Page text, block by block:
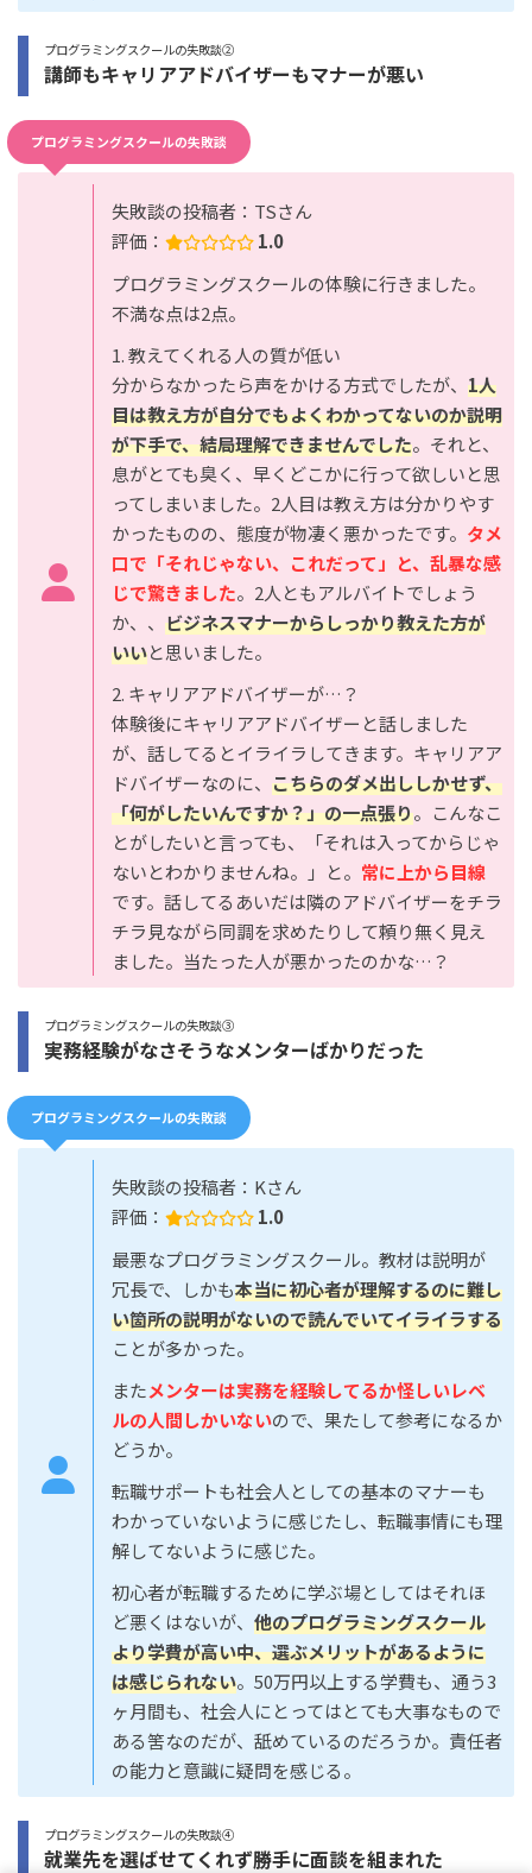
プログラミングスクールの失敗談②
講師もキャリアアドバイザーもマナーが悪い
プログラミングスクールの失敗談
失敗談の投稿者：TSさん
評価：
1.0
プログラミングスクールの体験に行きました。
不満な点は2点。
1. 教えてくれる人の質が低い
分からなかったら声をかける方式でしたが、 1人
目は教え方が自分でもよくわかってないのか説明
が下手で、結局理解できませんでした。それと、
息がとても臭く、早くどこかに行って欲しいと思
ってしまいました。2人目は教え方は分かりやす
かったものの、態度が物凄く悪かったです。 タメ
口で「それじゃない、これだって」と、乱暴な感
じで驚きました。2人ともアルバイトでしょう
か、、 ビジネスマナーからしっかり教えた方が
いいと思いました。
2. キャリアアドバイザーが…？
体験後にキャリアアドバイザーと話しました
が、話してるとイライラしてきます。キャリアア
ドバイザーなのに、 こちらのダメ出ししかせず、
「何がしたいんですか？」の一点張り。こんなこ
とがしたいと言っても、「それは入ってからじゃ
ないとわかりませんね。」と。 常に上から目線
です。話してるあいだは隣のアドバイザーをチラ
チラ見ながら同調を求めたりして頼り無く見え
ました。当たった人が悪かったのかな…？
プログラミングスクールの失敗談③
実務経験がなさそうなメンターばかりだった
プログラミングスクールの失敗談
失敗談の投稿者：Kさん
評価：
1.0
最悪なプログラミングスクール。教材は説明が
冗長で、しかも本当に初心者が理解するのに難し
い箇所の説明がないので読んでいてイライラする
ことが多かった。
またメンターは実務を経験してるか怪しいレベ
ルの人間しかいないので、果たして参考になるか
どうか。
転職サポートも社会人としての基本のマナーも
わかっていないように感じたし、転職事情にも理
解してないように感じた。
初心者が転職するために学ぶ場としてはそれほ
ど悪くはないが、 他のプログラミングスクール
より学費が高い中、選ぶメリットがあるように
は感じられない。50万円以上する学費も、通う3
ヶ月間も、社会人にとってはとても大事なもので
ある筈なのだが、舐めているのだろうか。責任者
の能力と意識に疑問を感じる。
プログラミングスクールの失敗談④
就業先を選ばせてくれず勝手に面談を組まれた